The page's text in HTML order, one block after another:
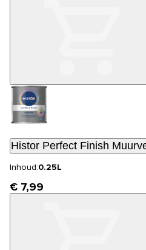
Histor Perfect Finish
Inhoud:0.25L
€ 7,99